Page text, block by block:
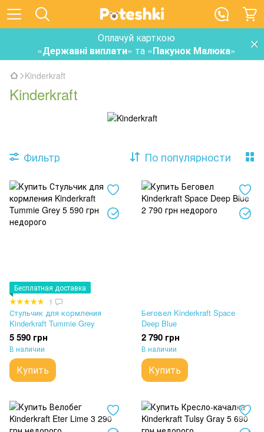
Оплачуй карткою
«Державні виплати» та «Пакунок Малюка»
Kinderkraft
Kinderkraft
Фильтр По популярности
Бесплатная доставка
1
Стульчик для кормления
Kinderkraft Tummie Grey
5 590 грн
В наличии
Купить
Беговел Kinderkraft Space
Deep Blue
2 790 грн
В наличии
Купить